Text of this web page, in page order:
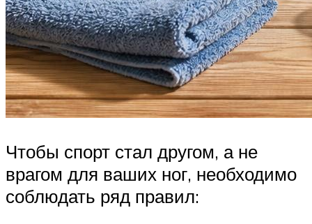
Чтобы спорт стал другом, а не
врагом для ваших ног, необходимо
соблюдать ряд правил: